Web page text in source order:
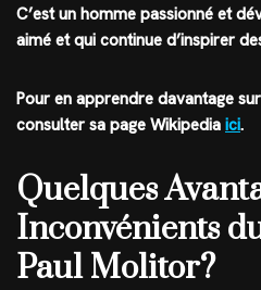
C’est un homme passionné et
aimé et qui continue d’inspirer
Pour en apprendre davantage
consulter sa page Wikipedia ici.
Quelques
Inconvénients
Paul Molitor?